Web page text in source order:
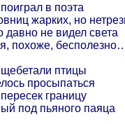
в поэта
жарких, но
давно не видел света
похоже,
птицы
просыпаться
границу
под пьяного паяца